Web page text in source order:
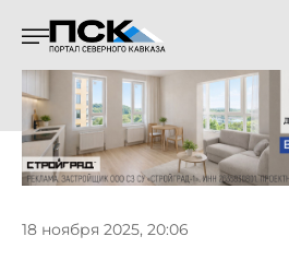
18 ноября 2025, 20:06